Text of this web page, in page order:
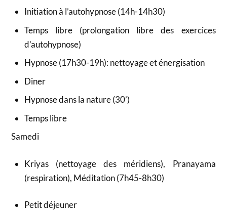
Initiation à l’autohypnose (14h-14h30)
Temps libre (prolongation libre des exercices
d’autohypnose)
Hypnose (17h30-19h): nettoyage et énergisation
Diner
Hypnose dans la nature (30’)
Temps libre
Samedi
Kriyas (nettoyage des méridiens), Pranayama
(respiration), Méditation (7h45-8h30)
Petit déjeuner